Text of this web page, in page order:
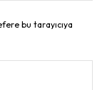
bu tarayıcıya